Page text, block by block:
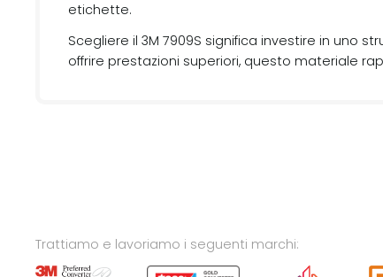
etichette.
Scegliere il 3M 7909S significa investire in
offrire prestazioni superiori, questo materiale
Trattiamo e lavoriamo i seguenti marchi: